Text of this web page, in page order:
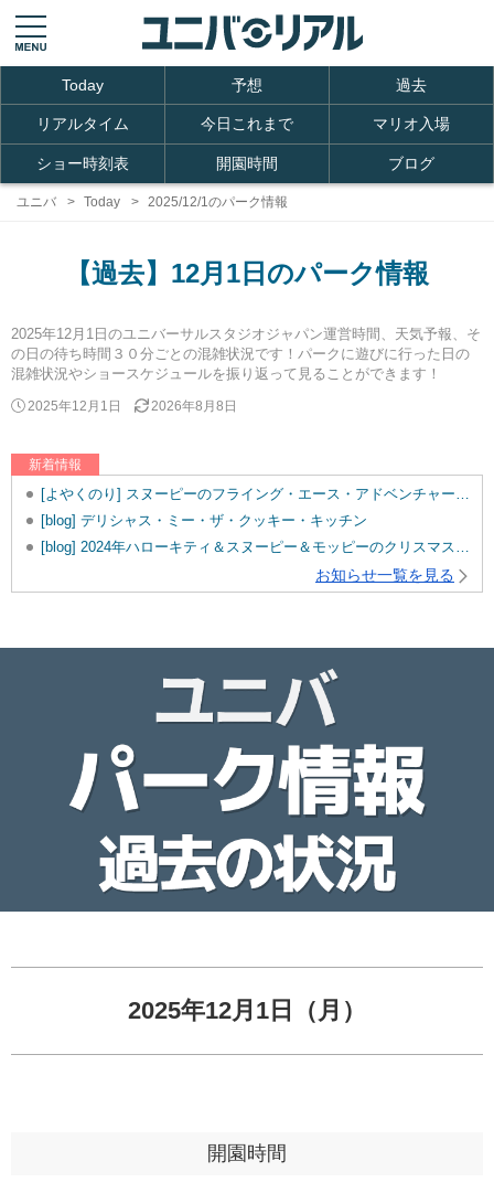
Today 予想 過去
リアルタイム 今日これまで マリオ入場
ショー時刻表 開園時間 ブログ
ユニバ Today 2025/12/1のパーク情報
【過去】12月1日のパーク情報
2025年12月1日のユニバーサルスタジオジャパン運営時間、天気予報、そ
の日の待ち時間３０分ごとの混雑状況です！パークに遊びに行った日の
混雑状況やショースケジュールを振り返って見ることができます！
2025年12月1日 2026年8月8日
新着情報
[よやくのり] スヌーピーのフライング・エース・アドベンチャーを追加しました。
[blog] デリシャス・ミー・ザ・クッキー・キッチン
[blog] 2024年ハローキティ＆スヌーピー＆モッピーのクリスマスグッズ♡
お知らせ一覧を見る
2025年12月1日（月）
開園時間